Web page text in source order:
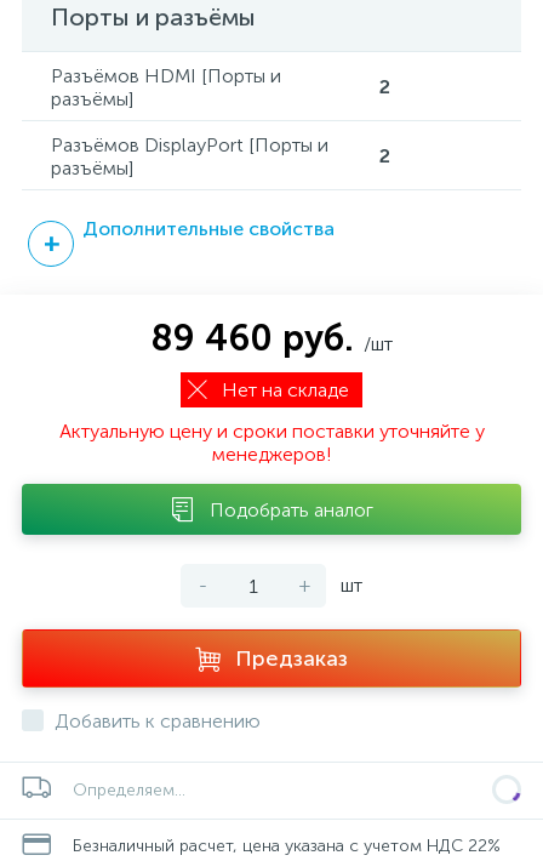
Порты и разъёмы
Разъёмов HDMI [Порты и
разъёмы]
2
Разъёмов DisplayPort [Порты и
разъёмы]
2
Дополнительные свойства
89 460 руб. /шт
Нет на складе
Актуальную цену и сроки поставки уточняйте у
менеджеров!
Подобрать аналог
- + шт
Предзаказ
Добавить к сравнению
Определяем...
Безналичный расчет, цена указана с учетом НДС 22%